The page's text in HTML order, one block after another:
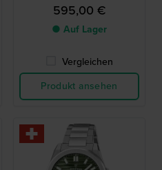
595,00 €
● Auf Lager
Vergleichen
Produkt ansehen